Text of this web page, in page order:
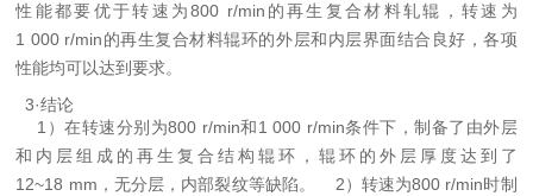
性能都要优于转速为800 r/min的再生复合材料轧辊，转速为
1 000 r/min的再生复合材料辊环的外层和内层界面结合良好，各项
性能均可以达到要求。
3·结论
1）在转速分别为800 r/min和1 000 r/min条件下，制备了由外层
和内层组成的再生复合结构辊环，辊环的外层厚度达到了
12~18 mm，无分层，内部裂纹等缺陷。
2）转速为800 r/min时制